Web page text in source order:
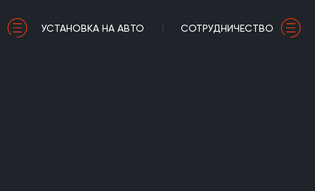
УСТАНОВКА НА АВТО СОТРУДНИЧЕСТВО